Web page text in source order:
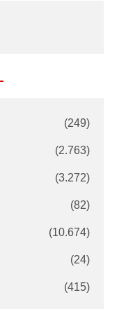
(249)
(2.763)
(3.272)
(82)
(10.674)
(24)
(415)